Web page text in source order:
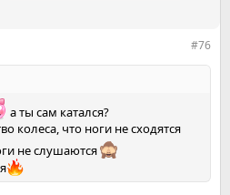
#76
а ты сам катался?
колеса, что ноги не сходятся
не слушаются